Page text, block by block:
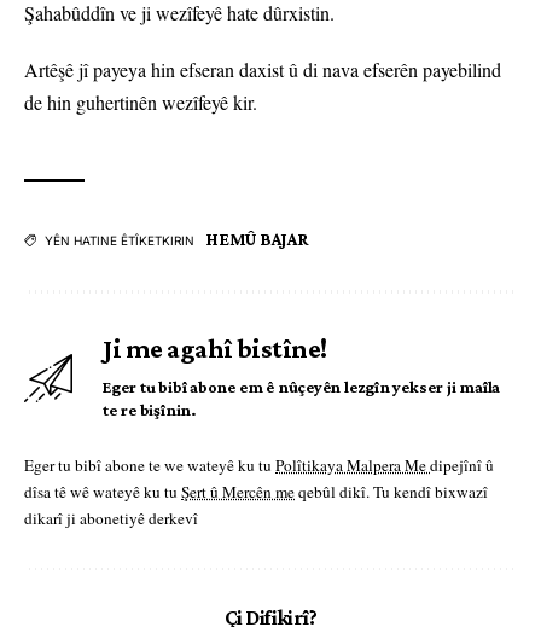
Şahabûddîn ve ji wezîfeyê hate dûrxistin.
Artêşê jî payeya hin efseran daxist û di nava efserên payebilind
de hin guhertinên wezîfeyê kir.
YÊN HATINE ÊTÎKETKIRIN HEMÛ BAJAR
Ji me agahî bistîne!
Eger tu bibî abone em ê nûçeyên lezgîn yekser ji maîla
te re bişînin.
Eger tu bibî abone te we wateyê ku tu Polîtikaya Malpera Medipejînî û
dîsa tê wê wateyê ku tu Şert û Mercên meqebûl dikî. Tu kendî bixwazî
dikarî ji abonetiyê derkevî
Çi Difikirî?